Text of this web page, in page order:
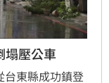
壓公車
台東縣成功鎮登